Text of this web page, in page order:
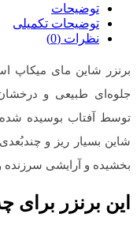
توضیحات
توضیحات تکمیلی
نظرات (0)
برنزر شاین مای میکاپ
جلوه‌ای طبیعی و
توسط آفتاب بوسیده شده
شاین بسیار ریز و
بخشیده و آرایشی سرزنده
این برنزر